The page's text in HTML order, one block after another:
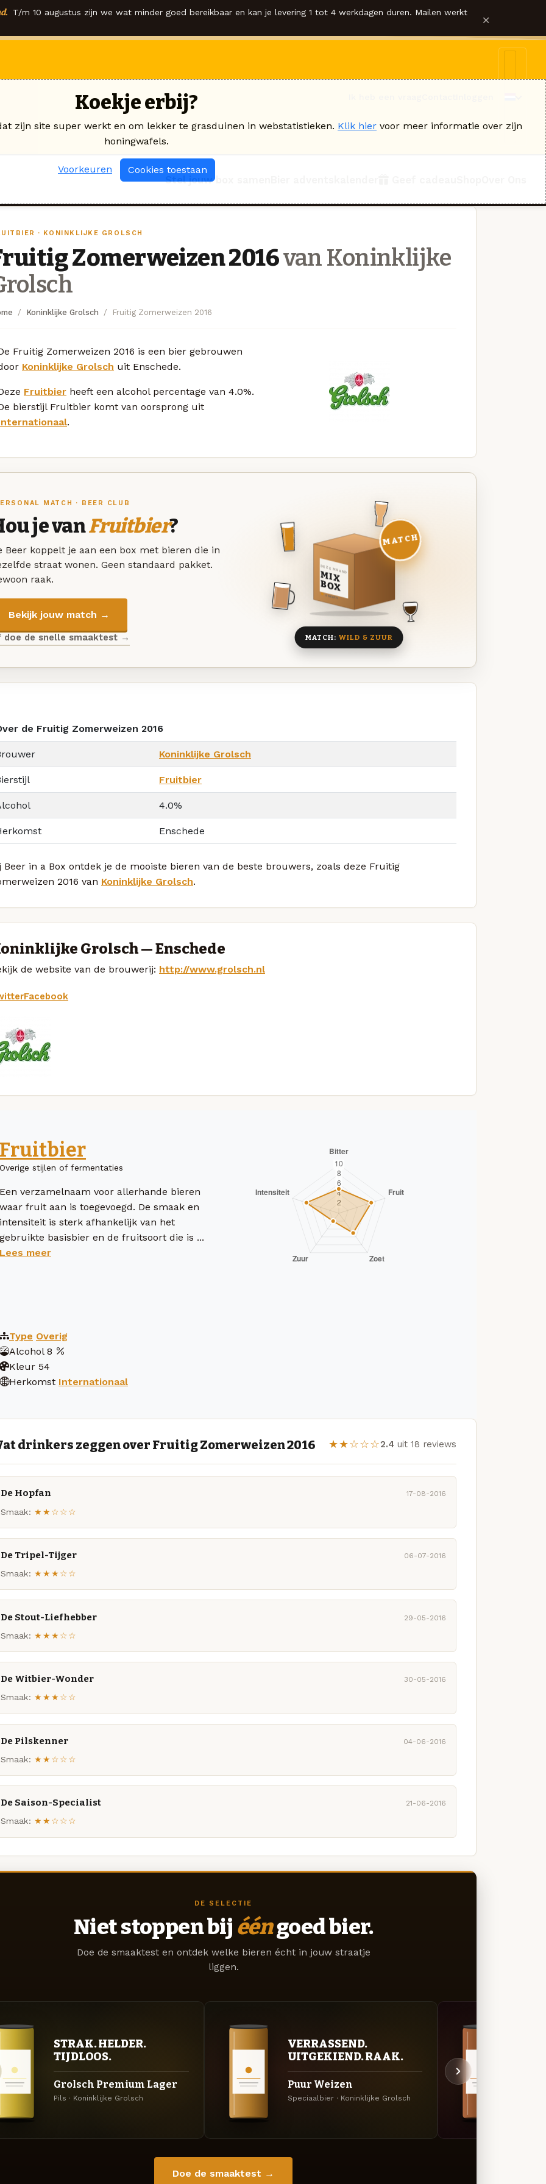
T/m 10 augustus zijn we wat minder goed bereikbaar en kan je levering 1 tot 4 werkdagen duren. Mailen werkt ×
Stel jouw box samen
· KONINKLIJKE GROLSCH
Zomerweizen 2016van Koninklijke
Koninklijke Grolsch Fruitig Zomerweizen 2016
Fruitig Zomerweizen 2016 is een bier gebrouwen
Koninklijke Grolsch uit Enschede.
Fruitbier heeft een alcohol percentage van 4.0%.
bierstijl Fruitbier komt van oorsprong uit
.
MATCH · BEER CLUB
je vanFruitbier?
Beer koppelt je aan een box met bieren die in
straat wonen. Geen standaard pakket.
raak.
Bekijk jouw match →
doe de snelle smaaktest →
DEZE MAAND
MIX
BOX
8 BIEREN
MATCH
MATCH: WILD & ZUUR
de Fruitig Zomerweizen 2016
Koninklijke Grolsch
Fruitbier
4.0%
Enschede
Beer in a Box ontdek je de mooiste bieren van de beste brouwers, zoals deze Fruitig
2016 van Koninklijke Grolsch.
Grolsch — Enschede
de website van de brouwerij: http://www.grolsch.nl
Facebook
Fruitbier
Overige stijlen of fermentaties
Een verzamelnaam voor allerhande bieren
waar fruit aan is toegevoegd. De smaak en
intensiteit is sterk afhankelijk van het
gebruikte basisbier en de fruitsoort die is ...
Lees meer
Type Overig
Alcohol 8
Kleur 54
Herkomst Internationaal
drinkers zeggen over Fruitig Zomerweizen 2016 ★★☆☆☆2.4 uit 18 reviews
De Hopfan 17-08-2016
Smaak: ★★☆☆☆
De Tripel-Tijger 06-07-2016
Smaak: ★★★☆☆
De Stout-Liefhebber 29-05-2016
Smaak: ★★★☆☆
De Witbier-Wonder 30-05-2016
Smaak: ★★★☆☆
De Pilskenner 04-06-2016
Smaak: ★★☆☆☆
De Saison-Specialist 21-06-2016
Smaak: ★★☆☆☆
DE SELECTIE
Niet stoppen bij ééngoed bier.
Doe de smaaktest en ontdek welke bieren écht in jouw straatje
liggen.
STRAK. HELDER.
TIJDLOOS.
Grolsch Premium Lager
Pils · Koninklijke Grolsch
VERRASSEND.
UITGEKIEND. RAAK.
Puur Weizen
Speciaalbier · Koninklijke Grolsch
Doe de smaaktest →
Koekje erbij?
zijn site super werkt en om lekker te grasduinen in webstatistieken. Klik hier voor meer informatie over zijn
honingwafels.
Voorkeuren Cookies toestaan